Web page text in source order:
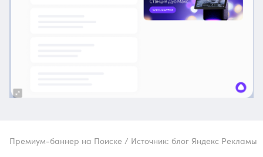
Премиум-баннер на Поиске / Источник: блог Яндекс Рекламы